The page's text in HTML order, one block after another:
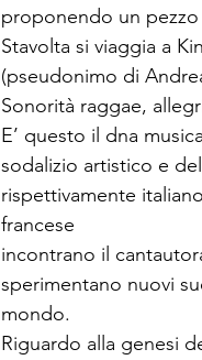
proponendo un
Stavolta si viaggia a
(pseudonimo di
Sonorità raggae,
E’ questo il dna
sodalizio artistico e
rispettivamente
francese
incontrano il
sperimentano nuovi
mondo.
Riguardo alla genesi